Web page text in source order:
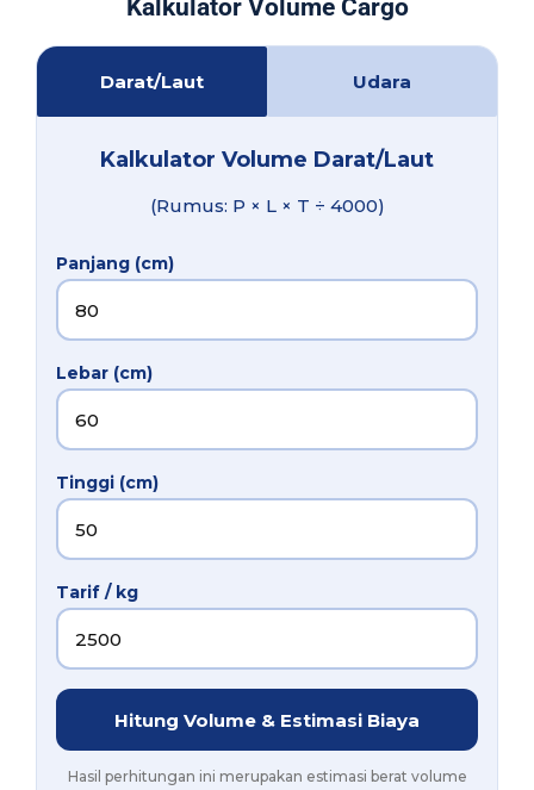
Kalkulator Volume Cargo
Darat/Laut Udara
Kalkulator Volume Darat/Laut
(Rumus: P × L × T ÷ 4000)
Panjang (cm)
Lebar (cm)
Tinggi (cm)
Tarif / kg
Hitung Volume & Estimasi Biaya
Hasil perhitungan ini merupakan estimasi berat volume